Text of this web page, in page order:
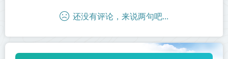
还没有评论，来说两句吧...